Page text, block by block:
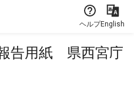
ヘルプEnglish
告用紙 県西宮庁